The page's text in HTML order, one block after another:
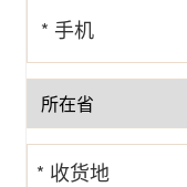
* 手机
号
* 收货地